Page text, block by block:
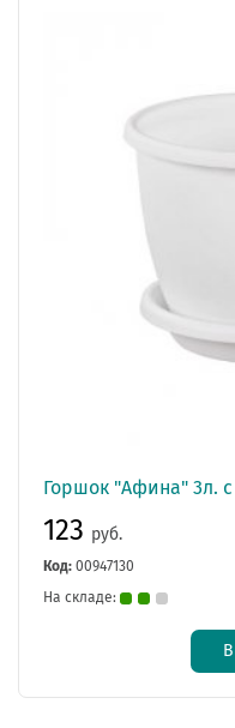
Горшок "Афина" 3л.
123 руб.
Код: 00947130
На складе: